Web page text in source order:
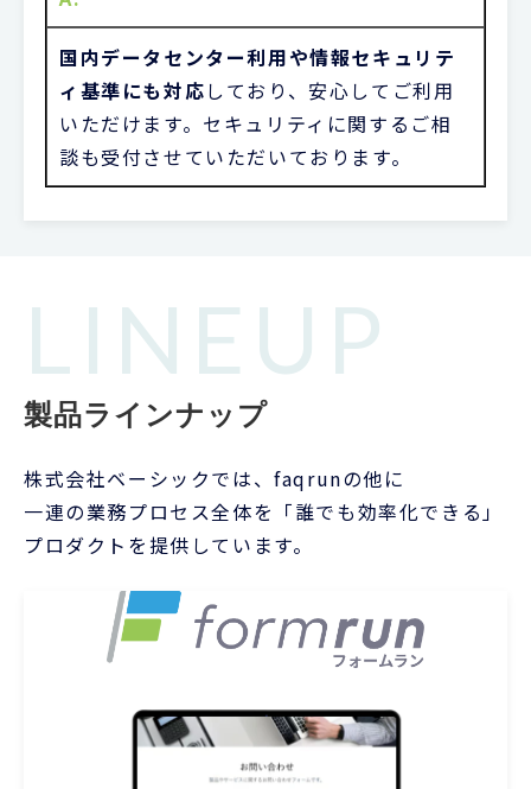
国内データセンター利用や情報セキュリテ
ィ基準にも対応しており、安心してご利用
いただけます。セキュリティに関するご相
談も受付させていただいております。
LINEUP
製品ラインナップ
株式会社ベーシックでは、faqrunの他に
一連の業務プロセス全体を「誰でも効率化できる」
プロダクトを提供しています。